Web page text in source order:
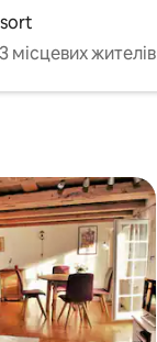
жителів